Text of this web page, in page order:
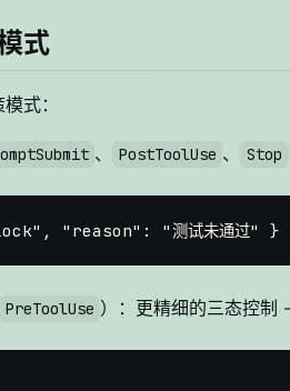
式
式：
、 PostToolUse 、 Stop
, "reason" : "测试未通过" }
PreToolUse ）：更精细的三态控